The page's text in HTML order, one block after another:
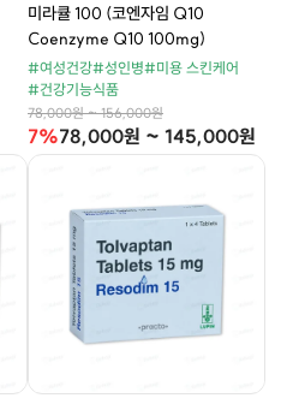
미라큘 100 (코엔자임 Q10
Coenzyme Q10 100mg)
#여성건강#성인병#미용 스킨케어
#건강기능식품
78,000원 ~ 156,000원
7%78,000원 ~ 145,000원